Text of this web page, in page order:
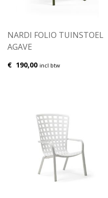
NARDI FOLIO TUINSTOEL
AGAVE
€ 190,00 incl btw